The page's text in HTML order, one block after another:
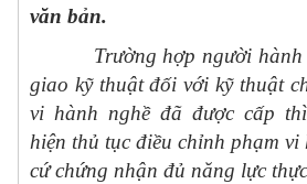
văn bản.
Trường hợp người hành
giao kỹ thuật đối với kỹ thuật
vi hành nghề đã được cấp
hiện thủ tục điều chỉnh phạm vi
cứ chứng nhận đủ năng lực